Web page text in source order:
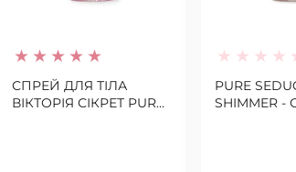
СПРЕЙ ДЛЯ ТІЛА
ВІКТОРІЯ СІКРЕТ PURE
PURE
SHIMMER